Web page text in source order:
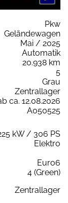
Pkw
Geländewagen
Mai / 2025
Automatik
20.938 km
5
Grau
Zentrallager
ca. 12.08.2026
A050525
kW / 306 PS
Elektro
Euro6
4 (Green)
Zentrallager